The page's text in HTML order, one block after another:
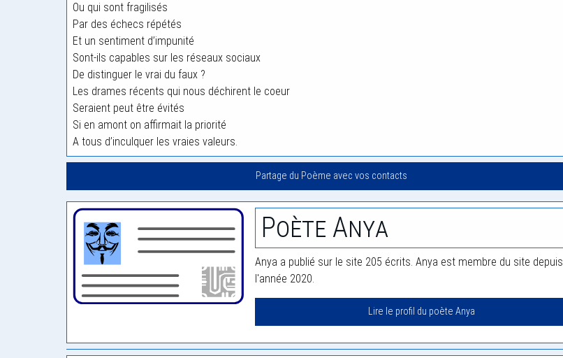
Ou qui sont fragilisés
Par des échecs répétés
Et un sentiment d’impunité
Sont-ils capables sur les réseaux sociaux
De distinguer le vrai du faux ?
Les drames récents qui nous déchirent le coeur
Seraient peut être évités
Si en amont on affirmait la priorité
A tous d’inculquer les vraies valeurs.
Partage du Poème avec vos contacts
Poète Anya
Anya a publié sur le site 205 écrits. Anya est membre du site depuis
l'année 2020.
Lire le profil du poète Anya